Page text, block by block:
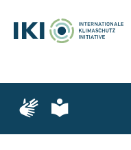
Hauptinhalt
springen
Suche
springen
Hauptnavigation
springen
Zur
Seite
Gebärdensprache
Zur
Seite
leichte